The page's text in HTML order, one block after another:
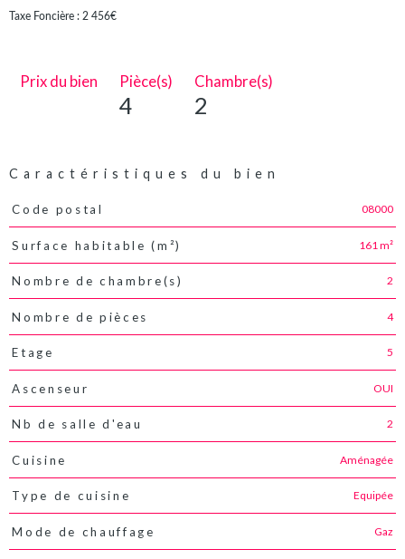
Taxe Foncière : 2 456€
Prix du bien Pièce(s)
4
Chambre(s)
2
Caractéristiques du bien
Caractéristiques Valeurs
Code postal 08000
Surface habitable (m²) 161 m²
Nombre de chambre(s) 2
Nombre de pièces 4
Etage 5
Ascenseur OUI
Nb de salle d'eau 2
Cuisine Aménagée
Type de cuisine Equipée
Mode de chauffage Gaz